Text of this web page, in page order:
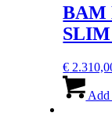
BAM
€
Add